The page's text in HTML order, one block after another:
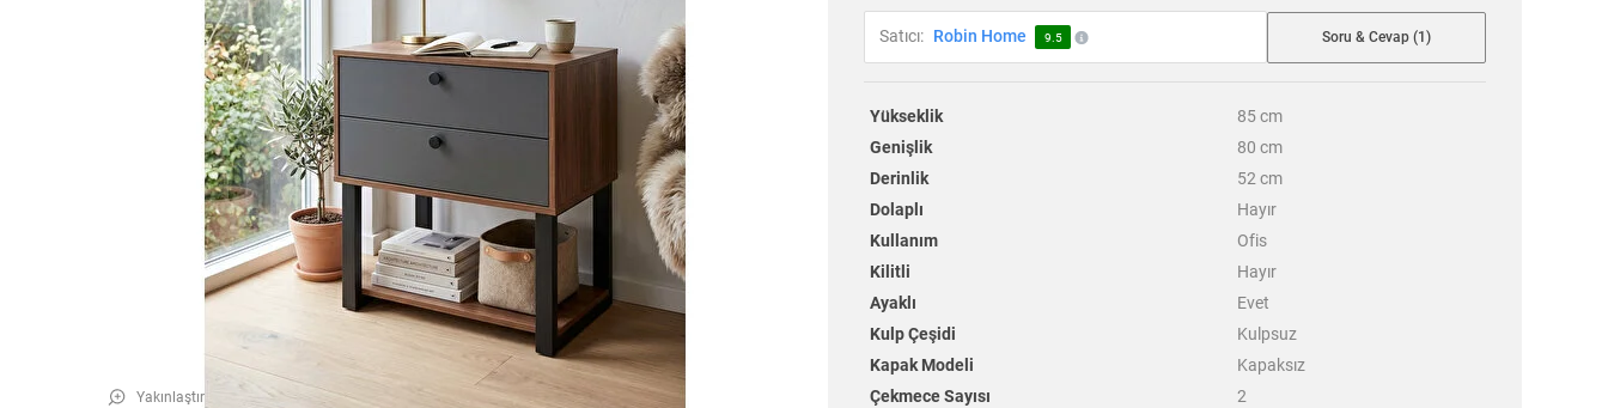
Yakınlaştır
Satıcı: Robin Home 9.5 Soru & Cevap (1)
Yükseklik 85 cm
Genişlik
80 cm
Derinlik
52 cm
Dolaplı
Hayır
Kullanım
Ofis
Kilitli
Hayır
Ayaklı
Evet
Kulp Çeşidi
Kulpsuz
Kapak Modeli
Kapaksız
Çekmece Sayısı
2